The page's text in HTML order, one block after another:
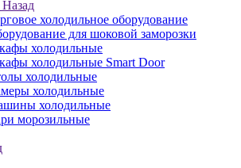
Назад
холодильное оборудование
для шоковой заморозки
холодильные
холодильные Smart Door
холодильные
холодильные
холодильные
морозильные